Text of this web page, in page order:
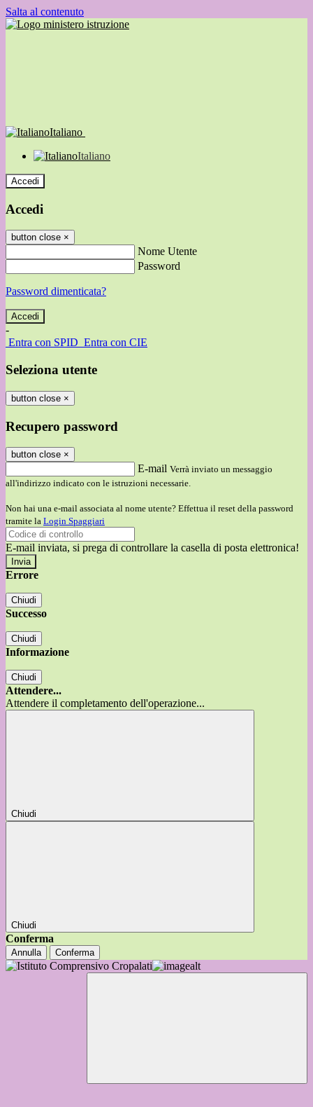
Salta al contenuto
Italiano
Italiano
Accedi
Accedi
button close ×
Nome Utente
Password
Password dimenticata?
-
Entra con SPID Entra con CIE
Seleziona utente
button close ×
Recupero password
button close ×
E-mail Verrà inviato un messaggio
all'indirizzo indicato con le istruzioni necessarie.
Non hai una e-mail associata al nome utente? Effettua il reset della password
tramite la Login Spaggiari
E-mail inviata, si prega di controllare la casella di posta elettronica!
Errore
Chiudi
Successo
Chiudi
Informazione
Chiudi
Attendere...
Attendere il completamento dell'operazione...
Chiudi
Chiudi
Conferma
Annulla Conferma